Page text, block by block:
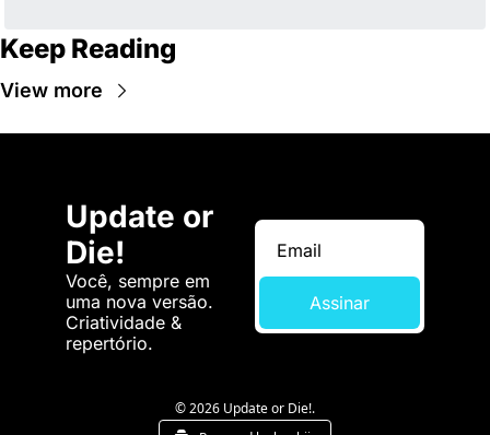
Keep Reading
View more
Update or
Die!
Você, sempre em
uma nova versão.
Criatividade &
repertório.
Assinar
© 2026 Update or Die!.